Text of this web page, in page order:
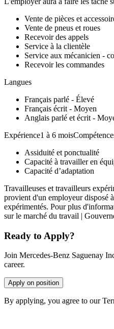
Vente de pièces et
Vente de pneus et roues
Recevoir des appels
Service à la clientèle
Service aux mécanicien -
Recevoir les commandes
Langues
Français parlé - Élevé
Français écrit - Moyen
Anglais parlé et écrit -
Expérience1 à 6
Assiduité et ponctualité
Capacité à travailler en
Capacité d’adaptation
Travailleuses et travailleurs
provient d'un employeur disposé
expérimentés. Pour plus
sur le marché du travail |
Ready to Apply?
Join Mercedes-Benz Saguenay
career.
Apply on position
By applying, you agree to our